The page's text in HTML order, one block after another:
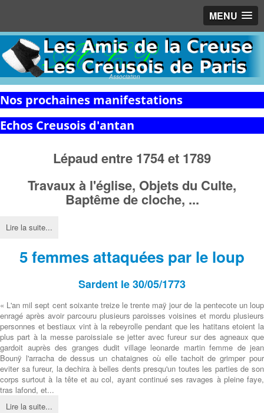
MENU
Association
Nos prochaines manifestations
Echos Creusois d'antan
Lépaud entre 1754 et 1789
Travaux à l'église, Objets du Culte,
Baptême de cloche, ...
Lire la suite...
5 femmes attaquées par le loup
Sardent le 30/05/1773
« L'an mil sept cent soixante treize le trente maÿ jour de la pentecote un loup
enragé après avoir parcouru plusieurs paroisses voisines et mordu plusieurs
personnes et bestiaux vint à la rebeyrolle pendant que les hatitans etoient la
plus part à la messe paroissiale se jetter avec fureur sur des agneaux que
gardoit auprès des granges dudit village leonarde martin femme de jean
Bounÿ l'arracha de dessus un chataignes où elle tachoit de grimper pour
eviter sa fureur, la dechira à belles dents presqu'un toutes les parties de son
corps surtout à la tête et au col, ayant continué ses ravages à pleine faye,
tras lafond, et...
Lire la suite...